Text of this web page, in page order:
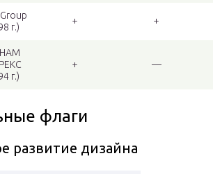
г.)
+ +
г.)
+ —
флаги
развитие дизайна